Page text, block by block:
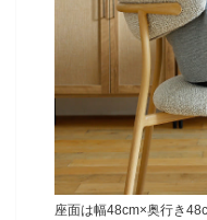
座面は幅48cm×奥行き